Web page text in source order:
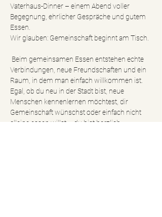
Vaterhaus-Dinner – einem Abend voller
Begegnung, ehrlicher Gespräche und gutem
Essen.
Wir glauben: Gemeinschaft beginnt am Tisch.
Verbindungen, neue Freundschaften und ein
Raum, in dem man einfach willkommen ist.
Egal, ob du neu in der Stadt bist, neue
Menschen kennenlernen möchtest, dir
Gemeinschaft wünschst oder einfach nicht
alleine essen willst – du bist herzlich